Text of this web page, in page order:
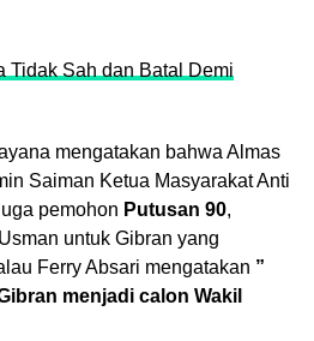
Tidak Sah dan Batal Demi
mengatakan bahwa Almas
Saiman Ketua Masyarakat Anti
pemohon Putusan 90,
untuk Gibran yang
Ferry Absari mengatakan ”
menjadi calon Wakil